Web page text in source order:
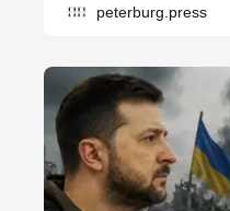
peterburg.press